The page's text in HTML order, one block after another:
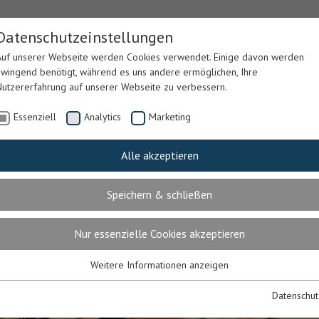
LEIB & SEELE PARKING
unserer Webseite werden Cookies verwendet. Einige davon werden
benötigt, während es uns andere ermöglichen, Ihre
auf unserer Webseite zu verbessern.
Essenziell Analytics Marketing
Alle akzeptieren
Speichern & schließen
Nur essenzielle Cookies akzeptieren
Essenzielle Cookies werden für grundlegende Funktionen der Webseite
Weitere Informationen anzeigen